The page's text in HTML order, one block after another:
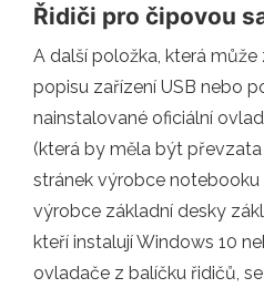
Řidiči pro čipovou
A další položka, která
popisu zařízení USB nebo
nainstalované oficiální
(která by měla být
stránek výrobce
výrobce základní desky
kteří instalují Windows 10
ovladače z balíčku řidičů,